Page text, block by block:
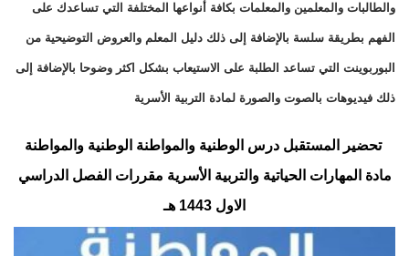
والطالبات والمعلمين والمعلمات بكافة أنواعها المختلفة التي تساعدك على
الفهم بطريقة سلسة بالإضافة إلى ذلك دليل المعلم والعروض التوضيحية من
البوربوينت التي تساعد الطلبة على الاستيعاب بشكل اكثر وضوحا بالإضافة إلى
ذلك فيديوهات بالصوت والصورة لمادة التربية الأسرية
تحضير المستقبل درس الوطنية والمواطنة الوطنية والمواطنة
مادة المهارات الحياتية والتربية الأسرية مقررات الفصل الدراسي
الاول 1443 هـ